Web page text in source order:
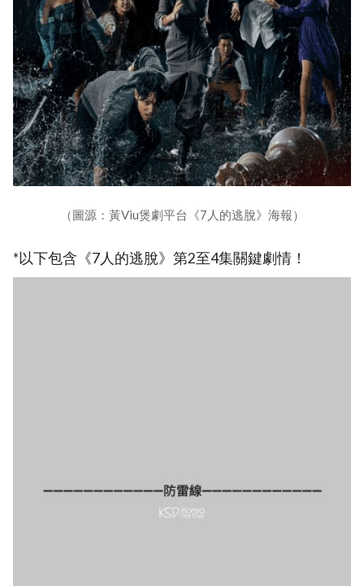
（圖源：黃Viu煲劇平台《7人的逃脫》海報）
*以下包含《7人的逃脫》第2至4集關鍵劇情！